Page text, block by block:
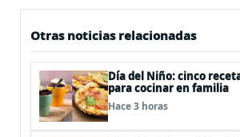
Otras noticias relacionadas
Día del Niño: cinco
para cocinar en familia
Hace 3 horas